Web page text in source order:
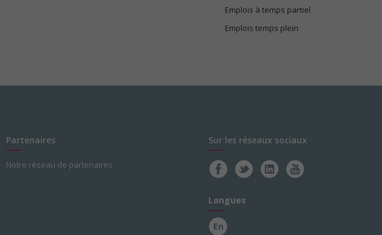
Emplois à temps partiel
Emplois temps plein
Partenaires
Notre réseau de partenaires
Sur les réseaux sociaux
Langues
En